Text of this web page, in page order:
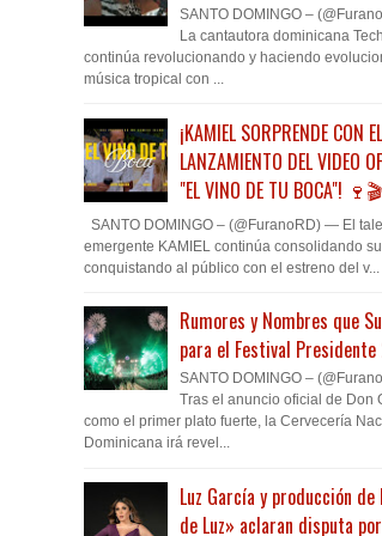
SANTO DOMINGO –
La cantautora dominicana
continúa revolucionando y haciendo
música tropical con ...
¡KAMIEL SORPRENDE CON EL
LANZAMIENTO DEL VIDEO
"EL VINO DE TU BOCA"!
SANTO DOMINGO – (@FuranoRD) — El
emergente KAMIEL continúa consolidando
conquistando al público con el estreno del v...
Rumores y Nombres que
para el Festival
SANTO DOMINGO –
Tras el anuncio oficial de Don
como el primer plato fuerte, la Cervecería
Dominicana irá revel...
Luz García y producción de
de Luz» aclaran disputa